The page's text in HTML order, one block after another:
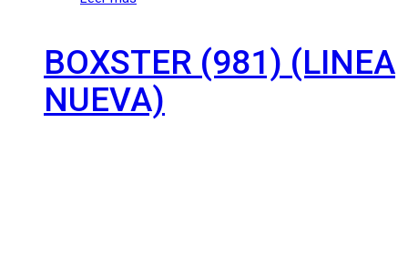
BOXSTER (981) (LINEA
NUEVA)